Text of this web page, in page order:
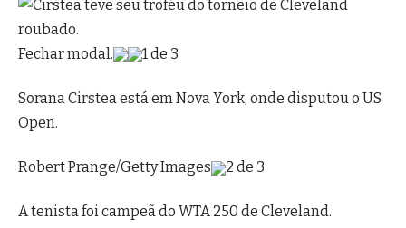
Fechar modal. 1 de 3
Sorana Cirstea está em Nova York, onde disputou o US
Open.
Robert Prange/Getty Images 2 de 3
A tenista foi campeã do WTA 250 de Cleveland.